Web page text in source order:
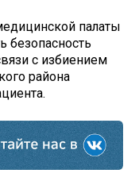
палаты
безопасность
с избиением
района